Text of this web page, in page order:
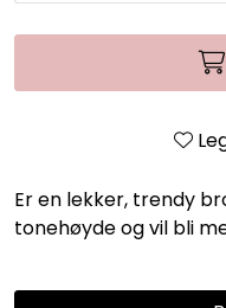
Er en lekker, trendy
tonehøyde og vil bli